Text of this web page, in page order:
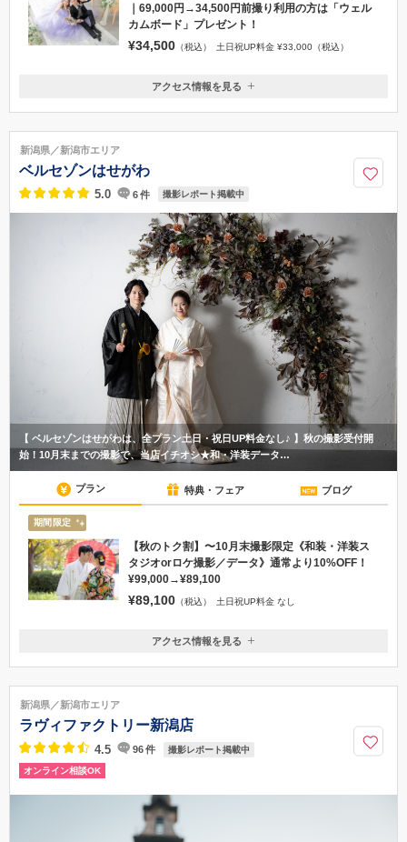
｜69,000円→34,500円前撮り利用の方は「ウェル
カムボード」プレゼント！
¥34,500 （税込） 土日祝UP料金 ¥33,000（税込）
新潟県新潟市中央区八千代２丁目４−３２
0120-945-906
アクセス情報を見る
新潟県／新潟市エリア
ベルセゾンはせがわ
5.0 6件 撮影レポート掲載中
【 ベルセゾンはせがわは、全プラン土日・祝日UP料金なし♪ 】秋の撮影受付開
始！10月末までの撮影で、当店イチオシ★和・洋装データ…
プラン 特典・フェア ブログ
期間限定
【秋のトク割】〜10月末撮影限定《和装・洋装ス
タジオorロケ撮影／データ》通常より10%OFF！
¥99,000→¥89,100
¥89,100 （税込） 土日祝UP料金 なし
新潟県新潟市中央区長潟825
025-287-5111
アクセス情報を見る
新潟県／新潟市エリア
ラヴィファクトリー新潟店
4.5 96件 撮影レポート掲載中
オンライン相談OK